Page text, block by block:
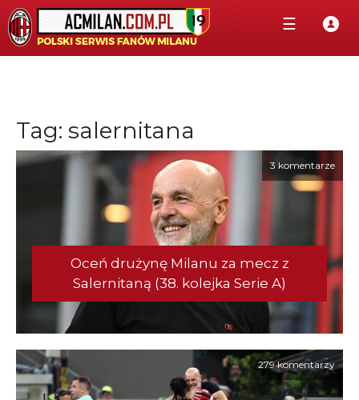
☰
Tag: salernitana
3 komentarze
Oceń drużynę Milanu za mecz z
Salernitaną (38. kolejka Serie A)
279 komentarzy